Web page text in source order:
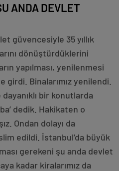
ANDA DEVLET
güvencesiyle 35 yıllık
dönüştürdüklerini
yapılması, yenilenmesi
Binalarımız yenilendi.
bir konutlarda
dedik. Hakikaten o
Ondan dolayı da
edildi. İstanbul’da büyük
gerekeni şu anda devlet
kadar kiralarımız da